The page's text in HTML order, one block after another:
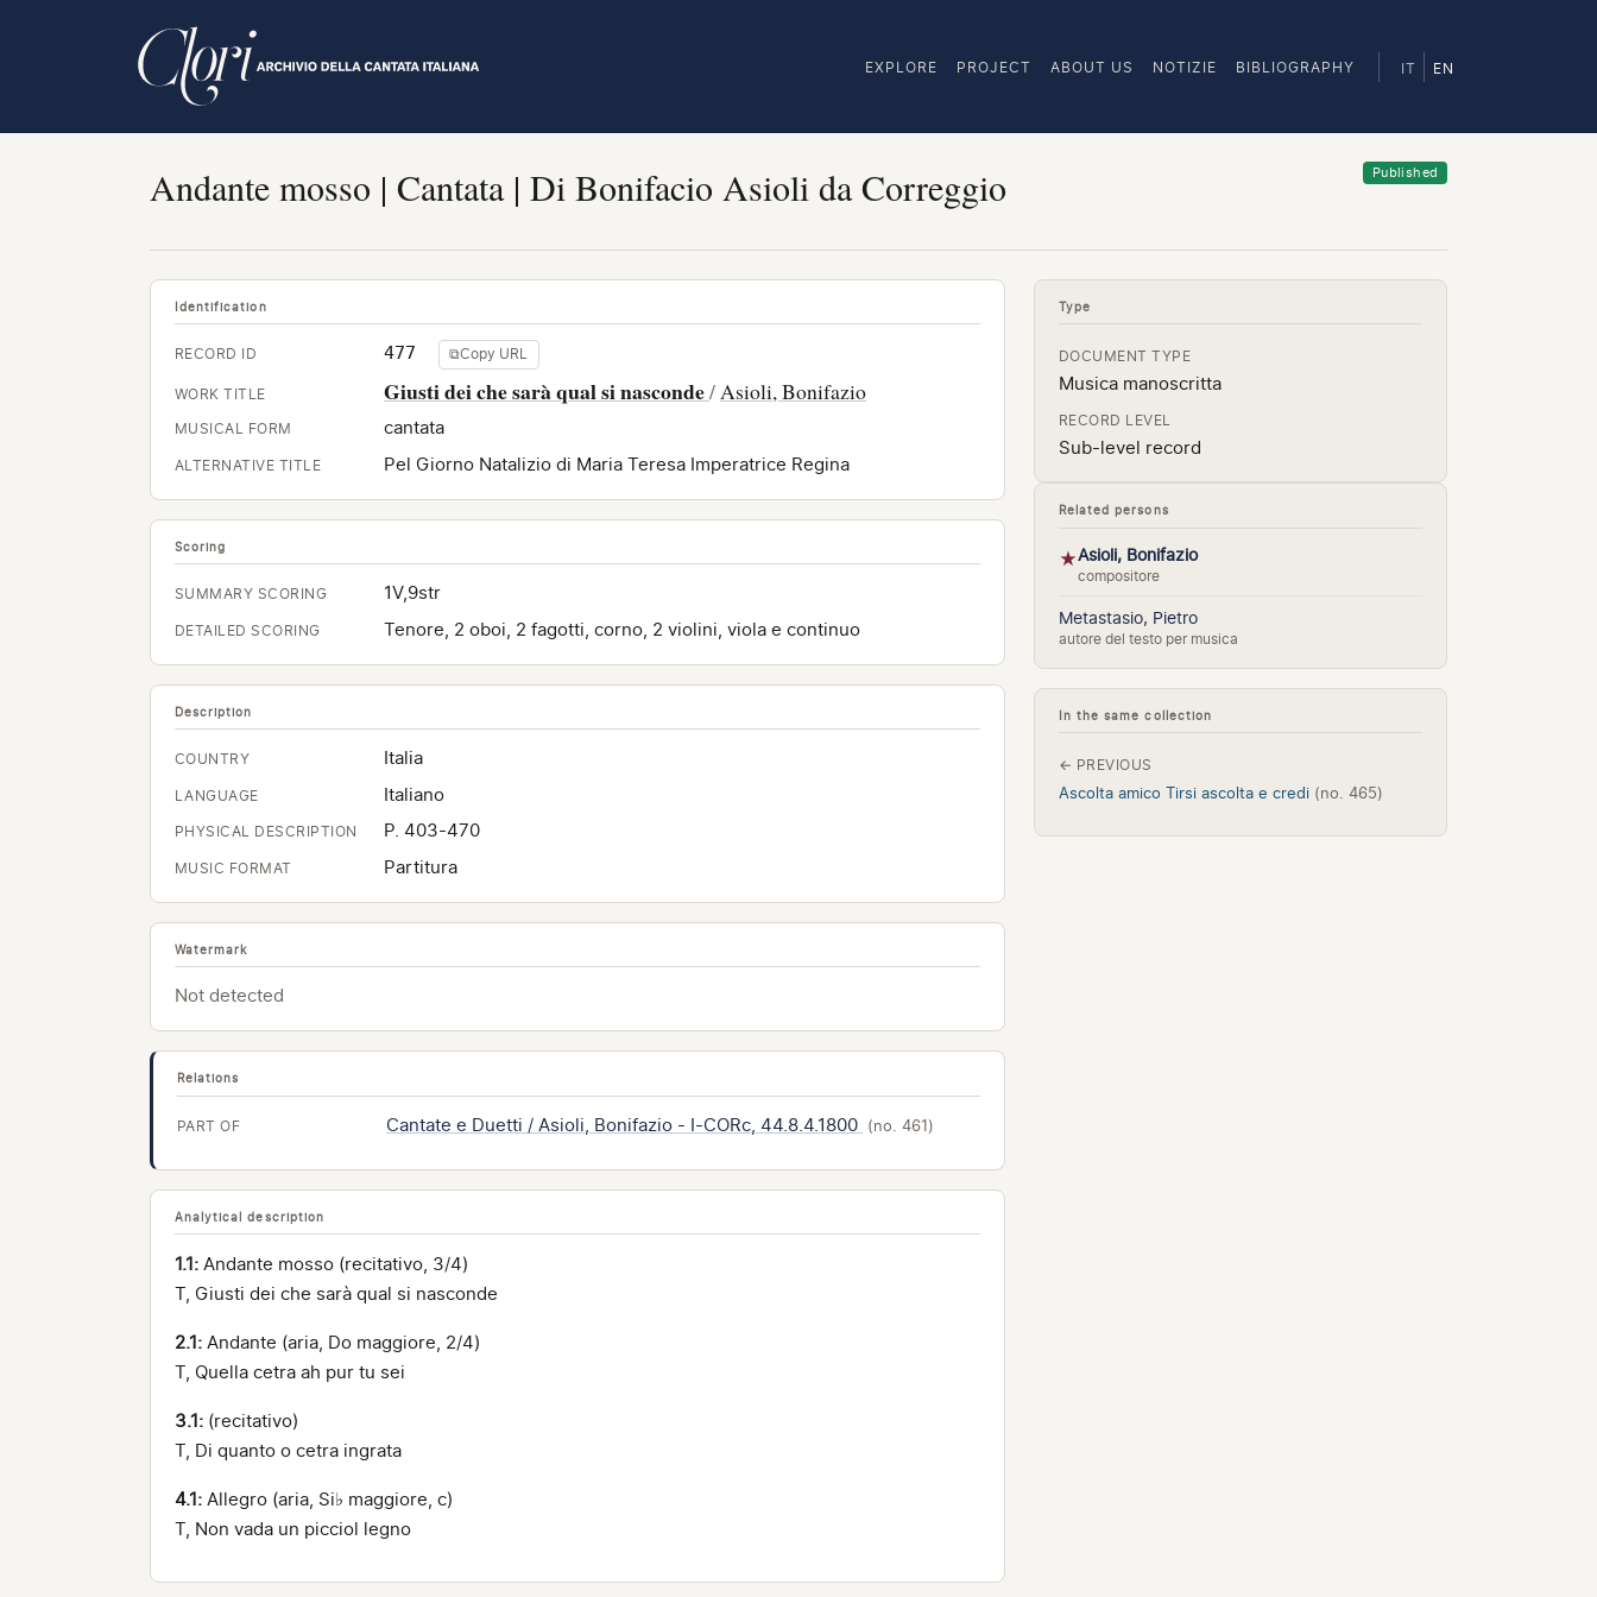
EXPLORE PROJECT ABOUT US NOTIZIE BIBLIOGRAPHY IT EN
Andante mosso | Cantata | Di Bonifacio Asioli da Correggio Published
Identification
RECORD ID 477 ⧉Copy URL
WORK TITLE Giusti dei che sarà qual si nasconde/Asioli, Bonifazio
MUSICAL FORM cantata
ALTERNATIVE TITLE Pel Giorno Natalizio di Maria Teresa Imperatrice Regina
Scoring
SUMMARY SCORING 1V,9str
DETAILED SCORING Tenore, 2 oboi, 2 fagotti, corno, 2 violini, viola e continuo
Description
COUNTRY Italia
LANGUAGE Italiano
PHYSICAL DESCRIPTION P. 403-470
MUSIC FORMAT Partitura
Watermark
Not detected
Relations
PART OF Cantate e Duetti / Asioli, Bonifazio - I-CORc, 44.8.4.1800 (no. 461)
Analytical description
1.1: Andante mosso (recitativo, 3/4)
T, Giusti dei che sarà qual si nasconde
2.1: Andante (aria, Do maggiore, 2/4)
T, Quella cetra ah pur tu sei
3.1: (recitativo)
T, Di quanto o cetra ingrata
4.1: Allegro (aria, Si♭ maggiore, c)
T, Non vada un picciol legno
Type
DOCUMENT TYPE
Musica manoscritta
RECORD LEVEL
Sub-level record
Related persons
★Asioli, Bonifazio
compositore
Metastasio, Pietro
autore del testo per musica
In the same collection
← PREVIOUS
Ascolta amico Tirsi ascolta e credi (no. 465)